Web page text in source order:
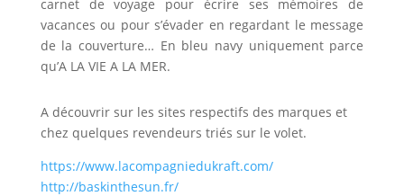
carnet de voyage pour écrire ses mémoires de
vacances ou pour s’évader en regardant le message
de la couverture… En bleu navy uniquement parce
qu’A LA VIE A LA MER.
A découvrir sur les sites respectifs des marques et
chez quelques revendeurs triés sur le volet.
https://www.lacompagniedukraft.com/
http://baskinthesun.fr/